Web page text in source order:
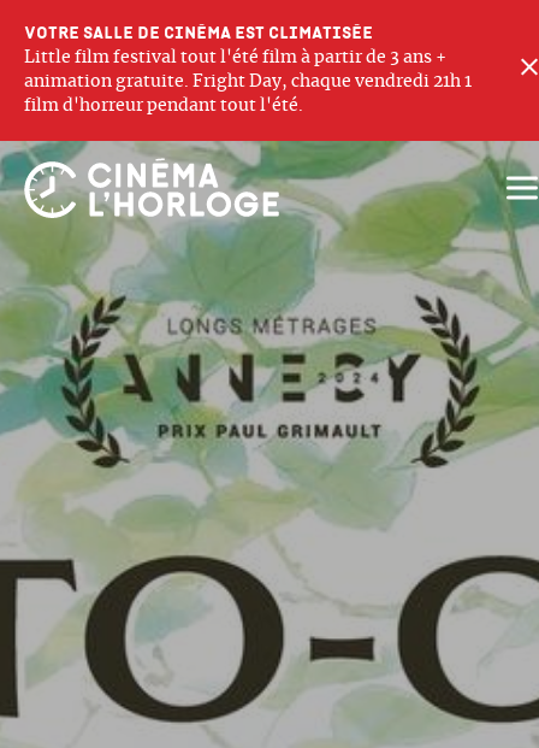
Votre salle de cinéma est climatisée
Little film festival tout l'été film à partir de 3 ans +
animation gratuite. Fright Day, chaque vendredi 21h 1
film d'horreur pendant tout l'été.